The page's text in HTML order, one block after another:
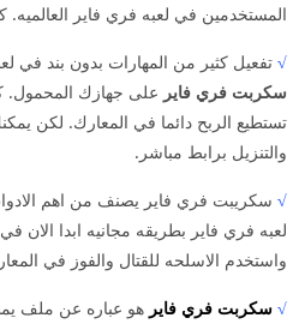
المستخدمين في لعبه فري فاير العالميه.
√ تفعيل كثير من المهارات بدون بند في
سكربت فري فاير على جهازك المحمول.
تستطيع الربح دائما في المعارك. لكن
والتنزيل برابط مباشر.
√ سكريبت فري فاير يصنف من اهم
لعبه فري فاير بطريقه مجانيه ابدا الان
واستخدم الاسلحه للقتال والفوز في
√ سكربت فري فاير هو عباره عن ملف